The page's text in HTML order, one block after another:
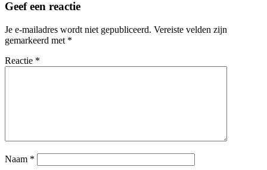
Geef een reactie
Je e-mailadres wordt niet gepubliceerd. Vereiste velden zijn
gemarkeerd met *
Reactie *
Naam *